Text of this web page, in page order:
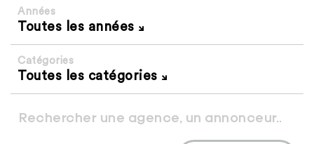
Années
Toutes les années
Catégories
Toutes les catégories